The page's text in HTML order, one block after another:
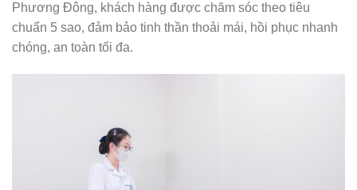
Phương Đông, khách hàng được chăm sóc theo tiêu
chuẩn 5 sao, đảm bảo tinh thần thoải mái, hồi phục nhanh
chóng, an toàn tối đa.